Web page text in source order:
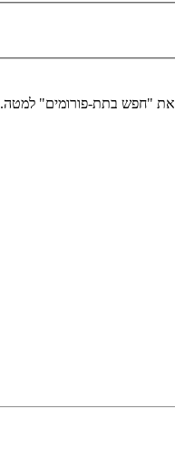
את "חפש בתת-פורומים" למטה.